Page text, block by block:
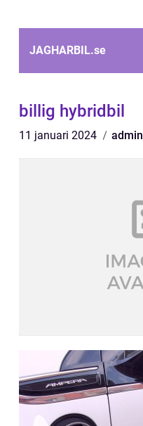
JAGHARBIL.se
billig hybridbil
11 januari 2024 admin